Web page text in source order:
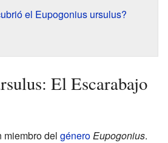
el Eupogonius ursulus?
El Escarabajo
miembro del géneroEupogonius.